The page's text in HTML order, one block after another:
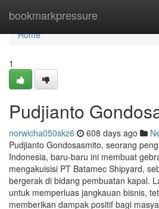
bookmarkpressure
Home
Home
1
Pudjianto
norwicha050skz6 608 days ago
Pudjianto Gondosasmito, seorang
Indonesia, baru-baru ini membuat
mengakuisisi PT Batamec Shipyard,
bergerak di bidang pembuatan kapal.
untuk memperluas jangkauan bisnis,
memberikan dampak positif bagi